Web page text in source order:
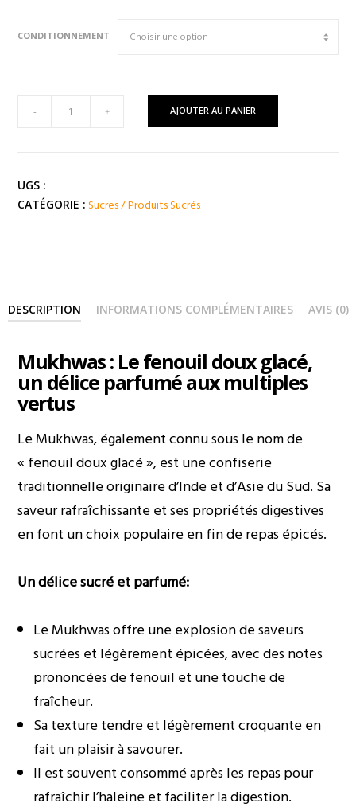
CONDITIONNEMENT
Doux
Glacé
- + AJOUTER AU PANIER
UGS :
CATÉGORIE : Sucres / Produits Sucrés
DESCRIPTION INFORMATIONS COMPLÉMENTAIRES AVIS (0)
Mukhwas : Le fenouil doux glacé,
un délice parfumé aux multiples
vertus
Le Mukhwas, également connu sous le nom de
« fenouil doux glacé », est une confiserie
traditionnelle originaire d’Inde et d’Asie du Sud. Sa
saveur rafraîchissante et ses propriétés digestives
en font un choix populaire en fin de repas épicés.
Un délice sucré et parfumé:
Le Mukhwas offre une explosion de saveurs
sucrées et légèrement épicées, avec des notes
prononcées de fenouil et une touche de
fraîcheur.
Sa texture tendre et légèrement croquante en
fait un plaisir à savourer.
Il est souvent consommé après les repas pour
rafraîchir l’haleine et faciliter la digestion.